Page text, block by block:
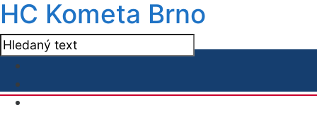
HC Kometa Brno